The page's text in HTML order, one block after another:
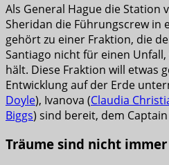
Als General Hague die Station
Sheridan die Führungscrew in
gehört zu einer Fraktion, die
Santiago nicht für einen
hält. Diese Fraktion will etwas
Entwicklung auf der Erde
Doyle), Ivanova (Claudia
Biggs) sind bereit, dem
Träume sind nicht immer